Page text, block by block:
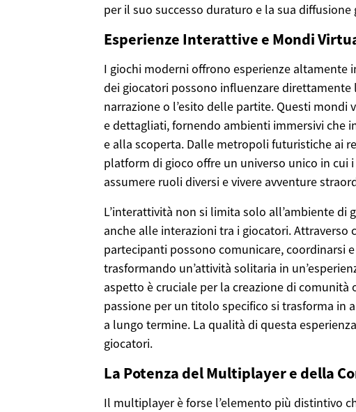
per il suo successo duraturo e la sua diffusione
Esperienze Interattive e Mondi
I giochi moderni offrono esperienze altamente
dei giocatori possono influenzare
narrazione o l’esito delle partite. Questi mondi
e dettagliati, fornendo ambienti immersivi che
e alla scoperta. Dalle metropoli futuristiche ai
platform di gioco offre un universo unico in cui
assumere ruoli diversi e vivere avventure
L’interattività non si limita solo all’ambiente di
anche alle interazioni tra i giocatori. Attraverso
partecipanti possono comunicare, coordinarsi
trasformando un’attività solitaria in
aspetto è cruciale per la creazione di comunità
passione per un titolo specifico si trasforma in
a lungo termine. La qualità di questa
giocatori.
La Potenza del Multiplayer e della
Il multiplayer è forse l’elemento più distintivo